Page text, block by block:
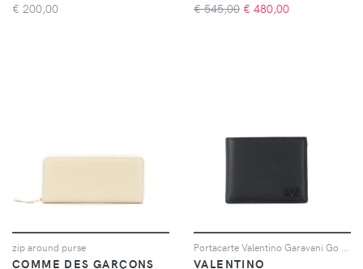
€ 200,00 € 545,00 € 480,00
zip around purse
COMME DES GARÇONS
Portacarte Valentino Garavani Go Logo
VALENTINO